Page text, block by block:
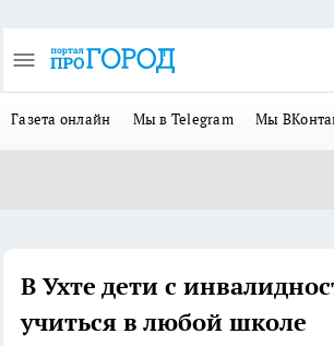
Газета онлайн Мы в Telegram Мы
В Ухте дети с
учиться в любой школе